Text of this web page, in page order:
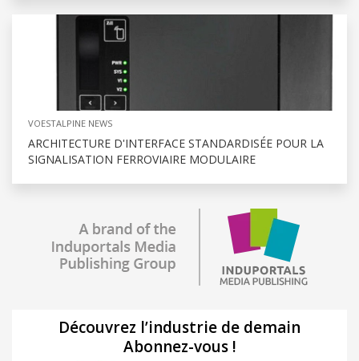
VOESTALPINE NEWS
ARCHITECTURE D'INTERFACE STANDARDISÉE POUR LA
SIGNALISATION FERROVIAIRE MODULAIRE
Découvrez l’industrie de demain
Abonnez-vous !